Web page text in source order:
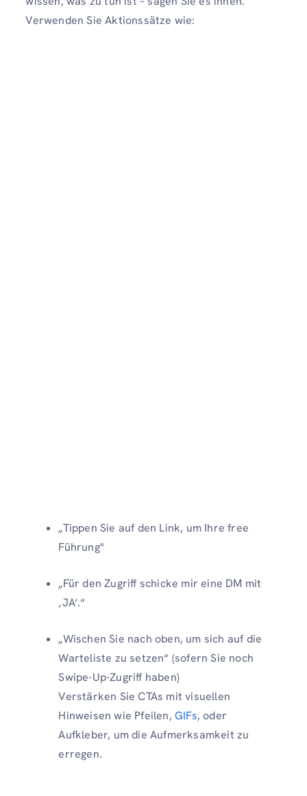
Verwenden Sie Aktionssätze wie:
„Tippen Sie auf den Link, um Ihre free
Führung"
„Für den Zugriff schicke mir eine DM mit
‚JA‘.“
„Wischen Sie nach oben, um sich auf die
Warteliste zu setzen“ (sofern Sie noch
Swipe-Up-Zugriff haben)
Verstärken Sie CTAs mit visuellen
Hinweisen wie Pfeilen, GIFs, oder
Aufkleber, um die Aufmerksamkeit zu
erregen.